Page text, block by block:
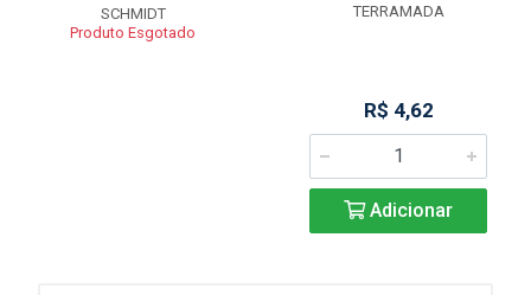
SCHMIDT
Produto Esgotado
TERRAMADA
R$ 4,62
Adicionar